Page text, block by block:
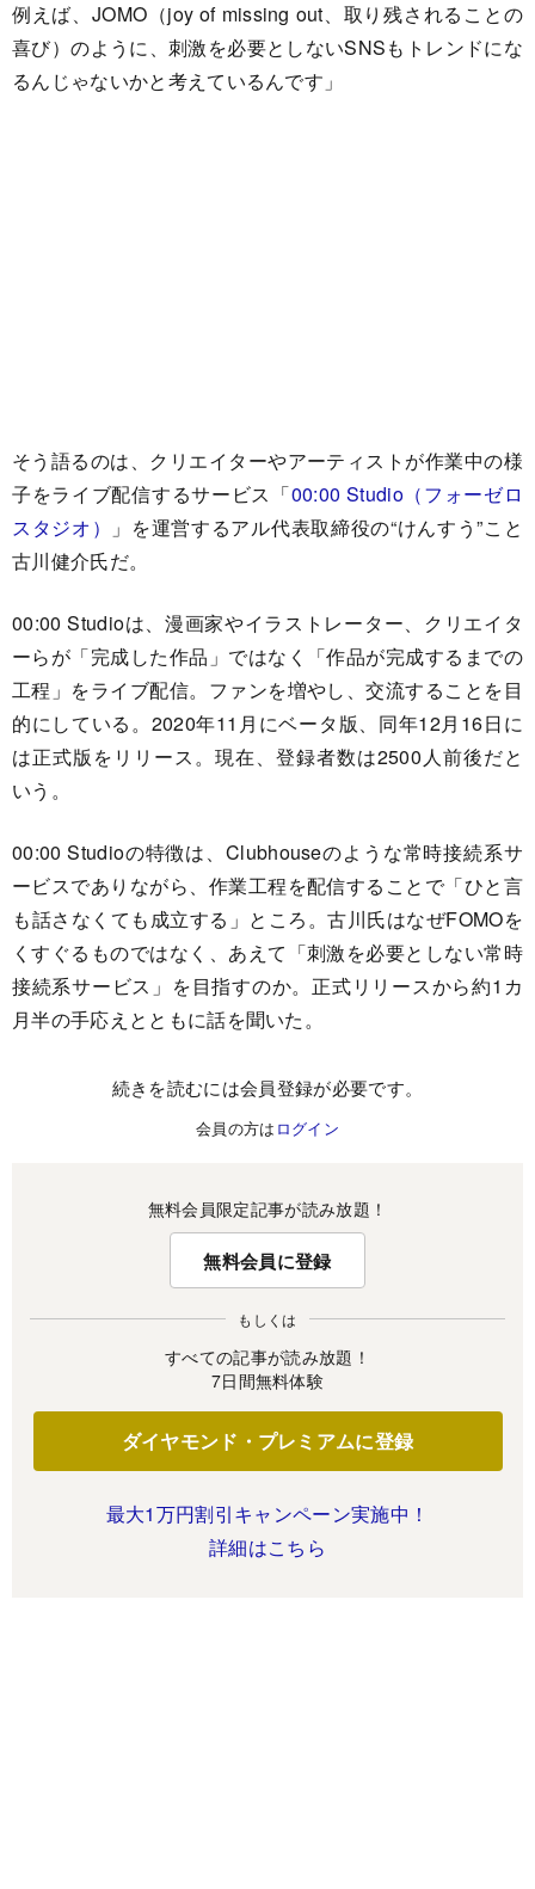
例えば、JOMO（joy of missing out、取り残されることの
喜び）のように、刺激を必要としないSNSもトレンドにな
るんじゃないかと考えているんです」
そう語るのは、クリエイターやアーティストが作業中の様
子をライブ配信するサービス「00:00 Studio（フォーゼロ
スタジオ）
」を運営するアル代表取締役の“けんすう”こと
古川健介氏だ。
00:00 Studioは、漫画家やイラストレーター、クリエイタ
ーらが「完成した作品」ではなく「作品が完成するまでの
工程」をライブ配信。ファンを増やし、交流することを目
的にしている。2020年11月にベータ版、同年12月16日に
は正式版をリリース。現在、登録者数は2500人前後だと
いう。
00:00 Studioの特徴は、Clubhouseのような常時接続系サ
ービスでありながら、作業工程を配信することで「ひと言
も話さなくても成立する」ところ。古川氏はなぜFOMOを
くすぐるものではなく、あえて「刺激を必要としない常時
接続系サービス」を目指すのか。正式リリースから約1カ
月半の手応えとともに話を聞いた。
続きを読むには会員登録が必要です。
会員の方は ログイン
無料会員限定記事が読み放題！
無料会員に登録
もしくは
すべての記事が読み放題！
7日間無料体験
ダイヤモンド・プレミアムに登録
最大1万円割引キャンペーン実施中！
詳細はこちら